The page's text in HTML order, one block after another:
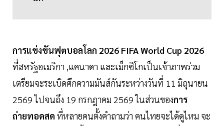
การแข่งขันฟุตบอลโลก 2026 FIFA World Cup 2026
ที่สหรัฐอเมริกา ,แคนาดา และเม็กซิโกเป็นเจ้าภาพร่วม
เตรียมจะระเบิดศึกความมันส์กันระหว่างวันที่ 11 มิถุนายน
2569 ไปจนถึง 19 กรกฎาคม 2569 ในส่วนของการ
ถ่ายทอดสด ที่หลายคนตั้งคำถามว่า คนไทยจะได้ดูไหม จะ